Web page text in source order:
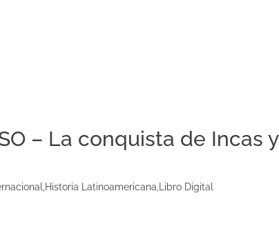
– La conquista de Incas y
Historia Latinoamericana Libro Digital